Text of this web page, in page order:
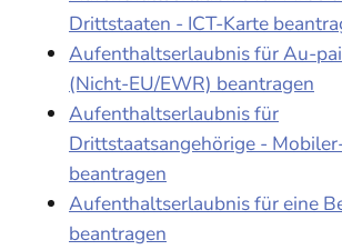
Drittstaaten - ICT-Karte
Aufenthaltserlaubnis für Au-
(Nicht-EU/EWR) beantragen
Aufenthaltserlaubnis für
Drittstaatsangehörige -
beantragen
Aufenthaltserlaubnis für eine
beantragen